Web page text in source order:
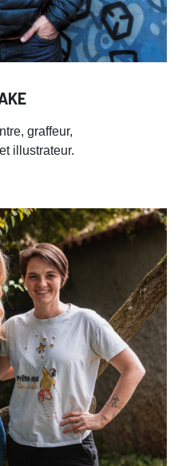
graffeur,
illustrateur.